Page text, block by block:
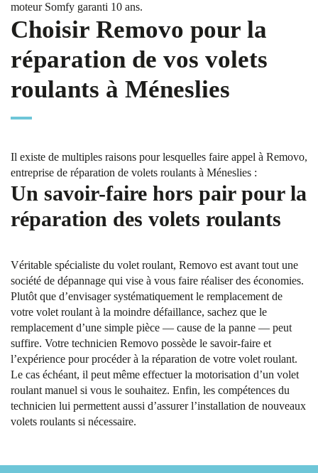
moteur Somfy garanti 10 ans.
Choisir Removo pour la
réparation de vos volets
roulants à Méneslies
Il existe de multiples raisons pour lesquelles faire appel à Removo,
entreprise de réparation de volets roulants à Méneslies :
Un savoir-faire hors pair pour la
réparation des volets roulants
Véritable spécialiste du volet roulant, Removo est avant tout une
société de dépannage qui vise à vous faire réaliser des économies.
Plutôt que d’envisager systématiquement le remplacement de
votre volet roulant à la moindre défaillance, sachez que le
remplacement d’une simple pièce — cause de la panne — peut
suffire. Votre technicien Removo possède le savoir-faire et
l’expérience pour procéder à la réparation de votre volet roulant.
Le cas échéant, il peut même effectuer la motorisation d’un volet
roulant manuel si vous le souhaitez. Enfin, les compétences du
technicien lui permettent aussi d’assurer l’installation de nouveaux
volets roulants si nécessaire.